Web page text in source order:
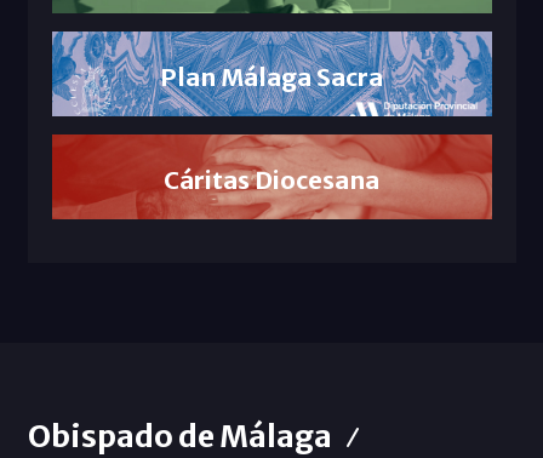
Plan Málaga Sacra
Cáritas Diocesana
Obispado de Málaga